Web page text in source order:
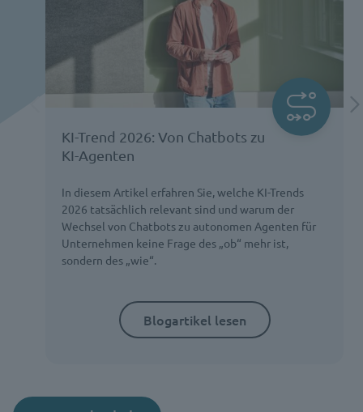
KI-Trend 2026: Von Chatbots zu
KI-Agenten
In diesem Artikel erfahren Sie, welche KI-Trends
2026 tatsächlich relevant sind und warum der
Wechsel von Chatbots zu autonomen Agenten für
Unternehmen keine Frage des „ob“ mehr ist,
sondern des „wie“.
Blogartikel lesen